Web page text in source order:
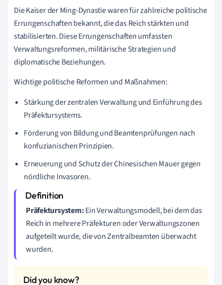
Die Kaiser der Ming-Dynastie waren für zahlreiche politische
Errungenschaften bekannt, die das Reich stärkten und
stabilisierten. Diese Errungenschaften umfassten
Verwaltungsreformen, militärische Strategien und
diplomatische Beziehungen.
Wichtige politische Reformen und Maßnahmen:
Stärkung der zentralen Verwaltung und Einführung des
Präfektursystems.
Förderung von Bildung und Beamtenprüfungen nach
konfuzianischen Prinzipien.
Erneuerung und Schutz der Chinesischen Mauer gegen
nördliche Invasoren.
Präfektursystem:Ein Verwaltungsmodell, bei dem das
Reich in mehrere Präfekturen oder Verwaltungszonen
aufgeteilt wurde, die von Zentralbeamten überwacht
wurden.